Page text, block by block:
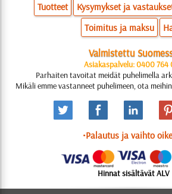
Tuotteet Kysymykset ja
Toimitus ja maksu
Valmistettu
Asiakaspalvelu: 0400 764
Parhaiten tavoitat meidät puhelimella
Mikäli emme vastanneet puhelimeen, ota
•Palautus ja vaihto
Hinnat sisältävät ALV